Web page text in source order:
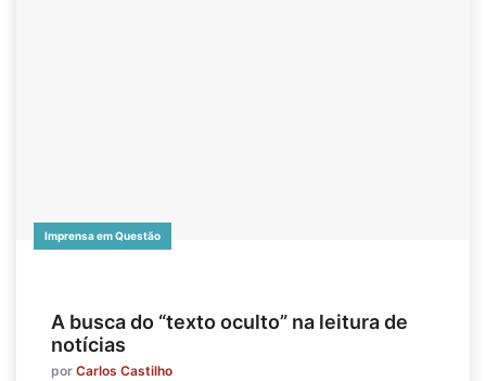
Imprensa em Questão
A busca do “texto oculto” na leitura de
notícias
por Carlos Castilho